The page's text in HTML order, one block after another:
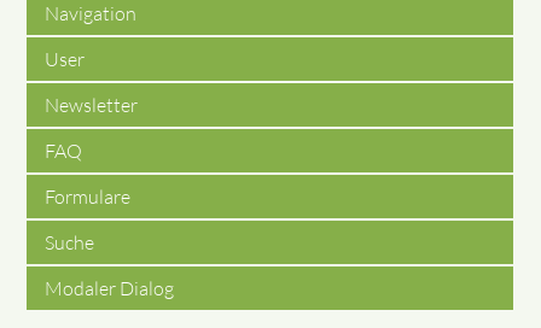
Navigation
User
Newsletter
FAQ
Formulare
Suche
Modaler Dialog